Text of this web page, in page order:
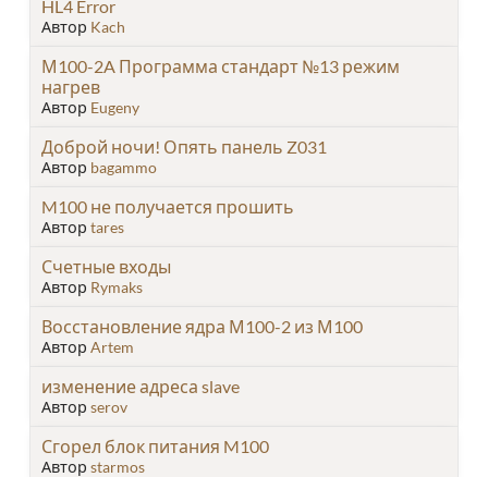
HL4 Error
Автор Kach
М100-2A Программа стандарт №13 режим
нагрев
Автор Eugeny
Доброй ночи! Опять панель Z031
Автор bagammo
M100 не получается прошить
Автор tares
Счетные входы
Автор Rymaks
Восстановление ядра М100-2 из М100
Автор Artem
изменение адреса slave
Автор serov
Сгорел блок питания M100
Автор starmos